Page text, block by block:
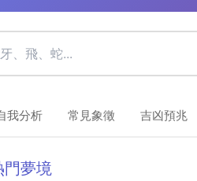
我分析 常見象徵 吉凶預兆
門夢境